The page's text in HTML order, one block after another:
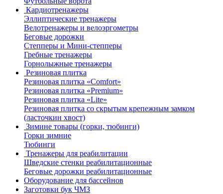
Кардиотренажеры
Эллиптические тренажеры
Велотренажеры и велоэргометры
Беговые дорожки
Степперы и Мини-степперы
Гребные тренажеры
Горнолыжные тренажеры
Резиновая плитка
Резиновая плитка «Comfort»
Резиновая плитка «Premium»
Резиновая плитка «Lite»
Резиновая плитка со скрытым крепежным замком
(ласточкин хвост)
Зимине товары (горки, тюбинги)
Горки зимние
Тюбинги
Тренажеры для реабилитации
Шведские стенки реабилитационные
Беговые дорожки реабилитационные
Оборудование для бассейнов
Заготовки бук ЧМЗ